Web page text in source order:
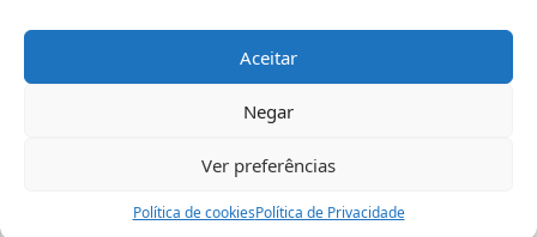
Aceitar
Negar
Ver preferências
Política de cookiesPolítica de Privacidade
Electromaquinas ©2026
contágio - agência criativa
Assistência Ajuda Minha Conta